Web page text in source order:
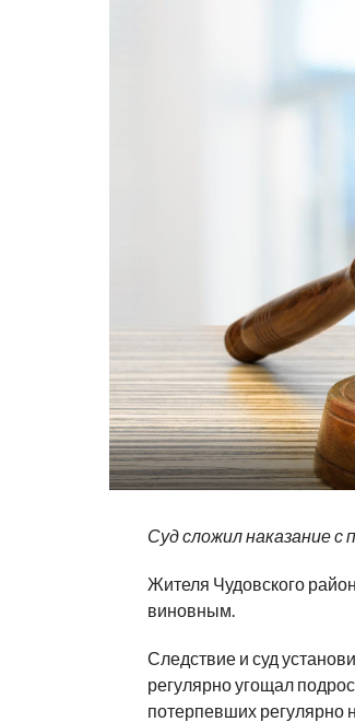
Суд сложил наказание
Жителя Чудовского
виновным.
Следствие и суд
регулярно угощал
потерпевших регулярно